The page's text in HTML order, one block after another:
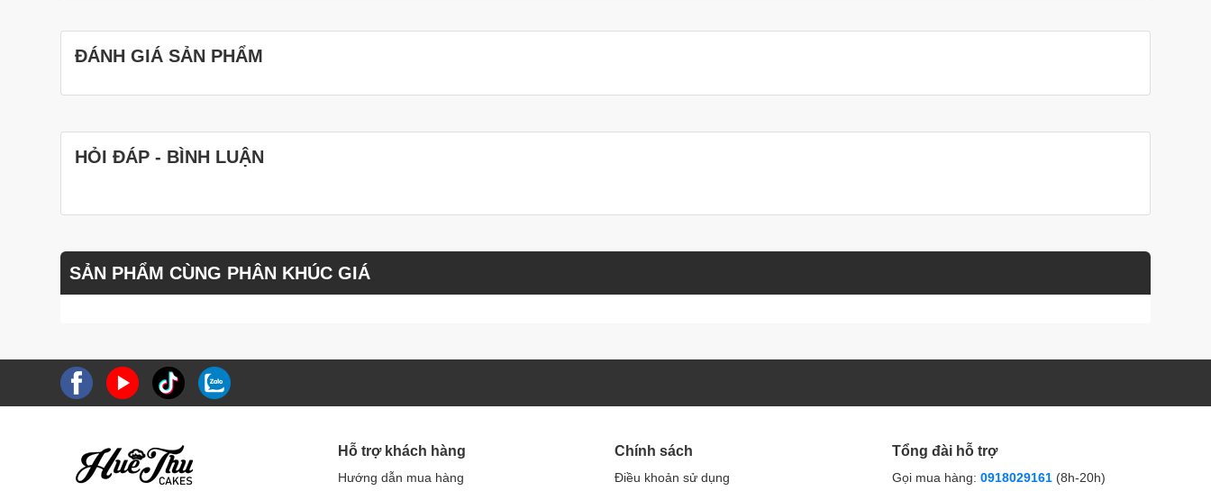
ĐÁNH GIÁ SẢN PHẨM
HỎI ĐÁP - BÌNH LUẬN
SẢN PHẨM CÙNG PHÂN KHÚC GIÁ
Hỗ trợ khách hàng
Hướng dẫn mua hàng
Chính sách
Điều khoản sử dụng
Tổng đài hỗ trợ
Gọi mua hàng: 0918029161 (8h-20h)